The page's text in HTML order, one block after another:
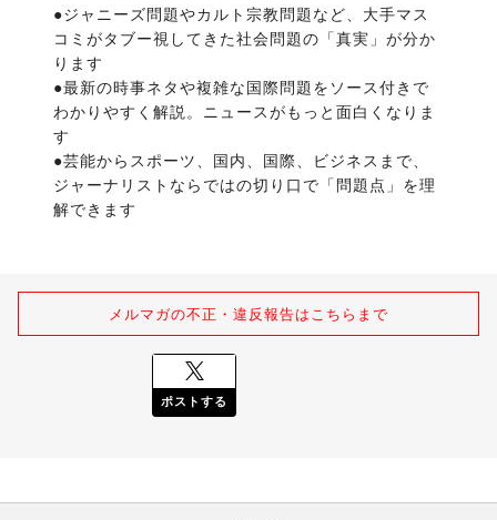
●ジャニーズ問題やカルト宗教問題など、大手マス
コミがタブー視してきた社会問題の「真実」が分か
ります
●最新の時事ネタや複雑な国際問題をソース付きで
わかりやすく解説。ニュースがもっと面白くなりま
す
●芸能からスポーツ、国内、国際、ビジネスまで、
ジャーナリストならではの切り口で「問題点」を理
解できます
メルマガの不正・違反報告はこちらまで
ポストする